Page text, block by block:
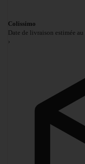
Colissimo
Date de livraison estimée au
›